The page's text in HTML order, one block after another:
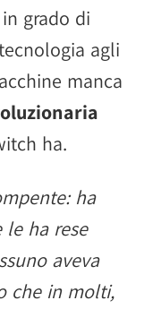
grado di
agli
manca
ha.
ha
le ha rese
aveva
che in molti,